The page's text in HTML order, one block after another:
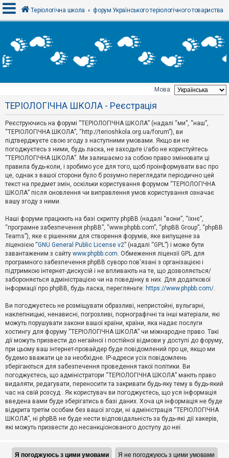
х
і
Т
е
м
и
б
е
з
в
і
д
п
о
в
і
д
й
А
к
т
и
в
н
і
м
и
П
о
ш
у
Д
о
п
о
м
Теріологічна школа форум Українського теріологічного товариства
Мова:
ТЕРІОЛОГІЧНА ШКОЛА - Реєстрація
Реєструючись на форумі “ТЕРІОЛОГІЧНА ШКОЛА” (надалі “ми”, “наш”,
“ТЕРІОЛОГІЧНА ШКОЛА”, “http://terioshkola.org.ua/forum”), ви
підтверджуєте свою згоду з наступними умовами. Якщо ви не
погоджуєтесь з ними, будь ласка, не заходьте і/або не користуйтесь
“ТЕРІОЛОГІЧНА ШКОЛА”. Ми залишаємо за собою право змінювати ці
правила будь-коли, і зробимо усе для того, щоб проінформувати вас про
це, однак з вашої сторони було б розумно переглядати періодично цей
текст на предмет змін, оскільки користування форумом “ТЕРІОЛОГІЧНА
ШКОЛА” після оновлення чи виправлення умов користування означає
вашу згоду з ними.
Наші форуми працюють на базі скрипту phpBB (надалі “вони”, “їхнє”,
“програмне забезпечення phpBB”, “www.phpbb.com”, “phpBB Group”, “phpBB
Teams”), яке є рішенням для створення форумів, яке випущене за
ліцензією “GNU General Public License v2” (надалі “GPL”) і може бути
завантаженим з сайту www.phpbb.com. Обмеження ліцензії GPL для
програмного забезпечення phpBB суворо пов'язані з організацією і
підтримкою інтернет-дискусій і не впливають на те, що дозволяється/
забороняється адміністрацією чи на поведінку в них. Для додаткової
інформації про phpBB, будь ласка, перегляньте: https://www.phpbb.com/.
Ви погоджуєтесь не розміщувати образливі, непристойні, вульгарні,
наклепницькі, ненависні, погрозливі, порнографічні та інші матеріали, які
можуть порушувати закони вашої країни, країни, яка надає послуги
хостингу для форуму “ТЕРІОЛОГІЧНА ШКОЛА” чи міжнародне право. Такі
дії можуть призвести до негайної і постійної відмови у доступі до форуму,
при цьому ваш інтернет-провайдер буде повідомлений про це, якщо ми
будемо вважати це за необхідне. IP-адреси усіх повідомлень
зберігаються для забезпечення проведення такої політики. Ви
погоджуєтесь, що адміністратори “ТЕРІОЛОГІЧНА ШКОЛА” мають право
видаляти, редагувати, переносити та закривати будь-яку тему в будь-який
час на свій розсуд . Як користувач ви погоджуєтесь, що уся інформація
введена вами буде зберігатись в базі даних. Хоча ця інформація не буде
відкрита третім особам без вашої згоди, ні адміністрація “ТЕРІОЛОГІЧНА
ШКОЛА”, ні phpBB не буде нести відповідальність за будь-які дії хакерів,
які можуть призвести до несанкціонованого доступу до неї.